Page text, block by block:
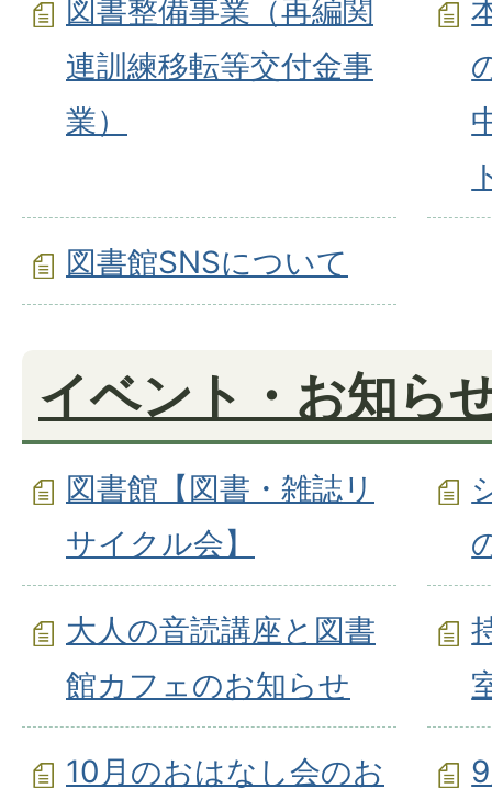
図書整備事業（再編関
連訓練移転等交付金事
業）
図書館SNSについて
イベント・お知ら
図書館【図書・雑誌リ
サイクル会】
大人の音読講座と図書
館カフェのお知らせ
10月のおはなし会のお